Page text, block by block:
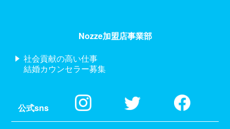
Nozze加盟店事業部
社会貢献の高い仕事
結婚カウンセラー募集
公式sns